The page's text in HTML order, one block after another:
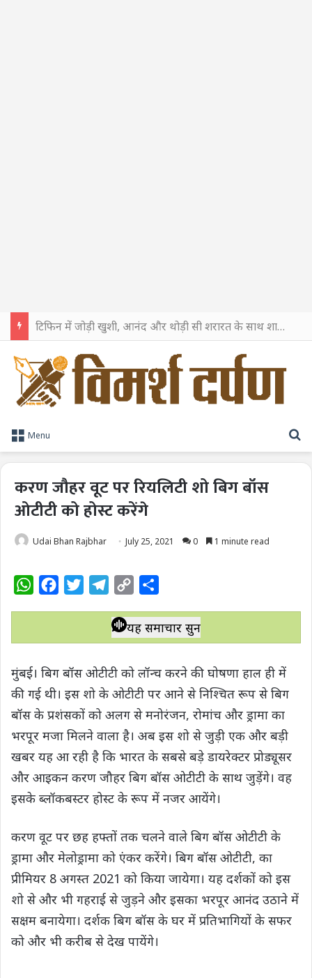
TPAG भारत के रक्त सुरक्षा पारिस्थितिकी तंत्र को मज़बूत करने के लिए विशेषज्ञों को एक मंच पर लाया
Menu
करण जौहर वूट पर रियलिटी शो बिग बॉस
ओटीटी को होस्ट करेंगे
Udai Bhan Rajbhar July 25, 2021 0 1 minute read
W
t
A
p
p
e
o
k
t
r
l
e
g
r
a
m
p
y
n
k
a
r
यह समाचार सुनें
मुंबई। बिग बॉस ओटीटी को लॉन्‍च करने की घोषणा हाल ही में
की गई थी। इस शो के ओटीटी पर आने से निश्चित रूप से बिग
बॉस के प्रशंसकों को अलग से मनोरंजन, रोमांच और ड्रामा का
भरपूर मजा मिलने वाला है। अब इस शो से जुड़ी एक और बड़ी
खबर यह आ रही है कि भारत के सबसे बड़े डायरेक्‍टर प्रोड्यूसर
और आइकन करण जौहर बिग बॉस ओटीटी के साथ जुड़ेंगे। वह
इसके ब्‍लॉकबस्‍टर होस्‍ट के रूप में नजर आयेंगे।
करण वूट पर छह हफ्तों तक चलने वाले बिग बॉस ओटीटी के
ड्रामा और मेलोड्रामा को एंकर करेंगे। बिग बॉस ओटीटी, का
प्रीमियर 8 अगस्‍त 2021 को किया जायेगा। यह दर्शकों को इस
शो से और भी गहराई से जुड़ने और इसका भरपूर आनंद उठाने में
सक्षम बनायेगा। दर्शक बिग बॉस के घर में प्रतिभागियों के सफर
को और भी करीब से देख पायेंगे।